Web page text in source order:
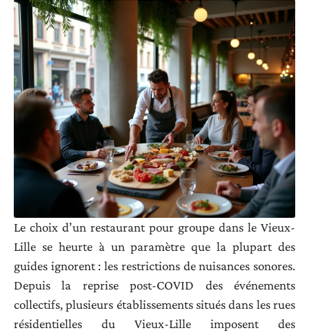
Le choix d’un restaurant pour groupe dans le Vieux-
Lille se heurte à un paramètre que la plupart des
guides ignorent : les restrictions de nuisances sonores.
Depuis la reprise post-COVID des événements
collectifs, plusieurs établissements situés dans les rues
résidentielles du Vieux-Lille imposent des